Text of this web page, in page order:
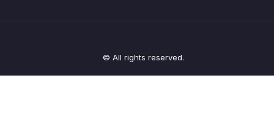
© All rights reserved.